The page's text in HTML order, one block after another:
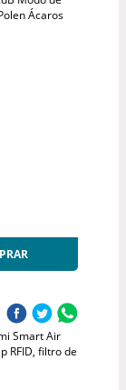
Ácaros
Smart Air
RFID, filtro de